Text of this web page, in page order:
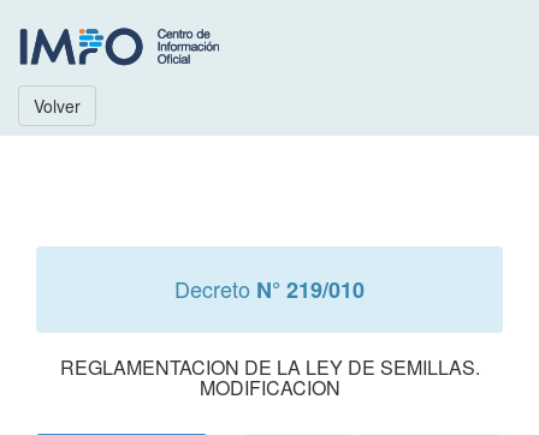
Volver
Decreto N° 219/010
REGLAMENTACION DE LA LEY DE SEMILLAS.
MODIFICACION